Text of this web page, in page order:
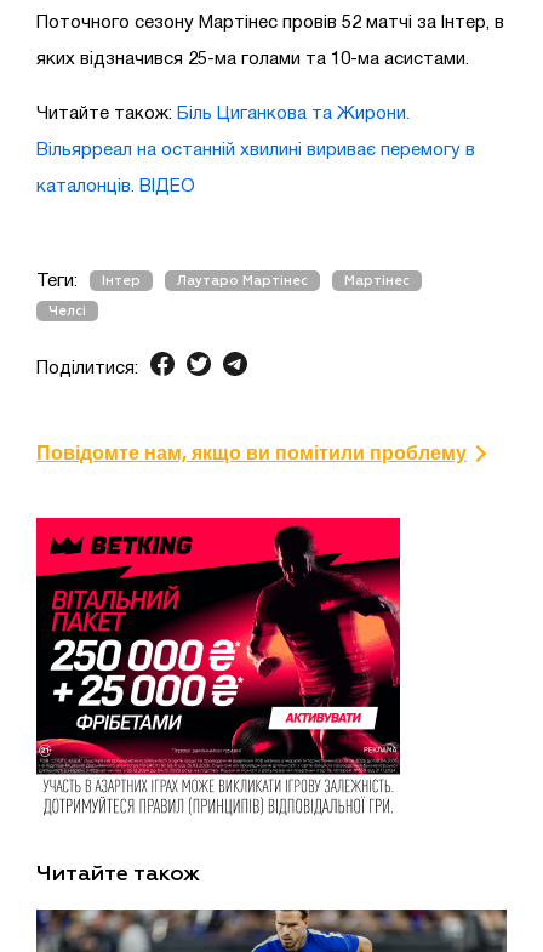
Поточного сезону Мартінес провів 52 матчі за Інтер, в
яких відзначився 25-ма голами та 10-ма асистами.
Читайте також: Біль Циганкова та Жирони.
Вільярреал на останній хвилині вириває перемогу в
каталонців. ВІДЕО
Теги: Інтер Лаутаро Мартінес Мартінес
Челсі
Поділитися:
Повідомте нам, якщо ви помітили проблему
Читайте також